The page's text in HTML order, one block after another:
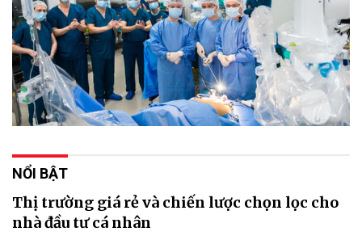
NỔI BẬT
Thị trường giá rẻ và chiến lược chọn lọc cho
nhà đầu tư cá nhân